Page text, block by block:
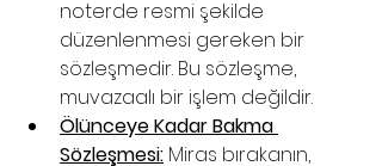
noterde resmi şekilde
düzenlenmesi gereken bir
sözleşmedir. Bu sözleşme,
muvazaalı bir işlem değildir.
Ölünceye Kadar Bakma
Sözleşmesi: Miras bırakanın,